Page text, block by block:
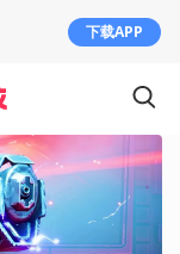
下载APP